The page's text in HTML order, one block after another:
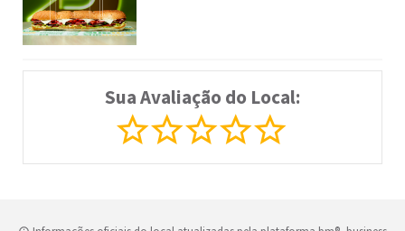
Sua Avaliação do Local: